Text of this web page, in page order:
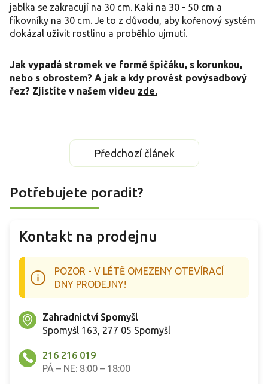
jablka se zakracují na 30 cm. Kaki na 30 - 50 cm a
fíkovníky na 30 cm. Je to z důvodu, aby kořenový systém
dokázal uživit rostlinu a proběhlo ujmutí.
Jak vypadá stromek ve formě špičáku, s korunkou,
nebo s obrostem? A jak a kdy provést povýsadbový
řez? Zjistíte v našem videu zde.
Předchozí článek
Potřebujete poradit?
Kontakt na prodejnu
POZOR - V LÉTĚ OMEZENY OTEVÍRACÍ
DNY PRODEJNY!
Zahradnictví Spomyšl
Spomyšl 163, 277 05 Spomyšl
216 216 019
PÁ – NE: 8:00 – 18:00